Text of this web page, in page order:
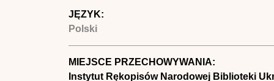
JĘZYK:
Polski
MIEJSCE PRZECHOWYWANIA:
Instytut Rękopisów Narodowej Biblioteki